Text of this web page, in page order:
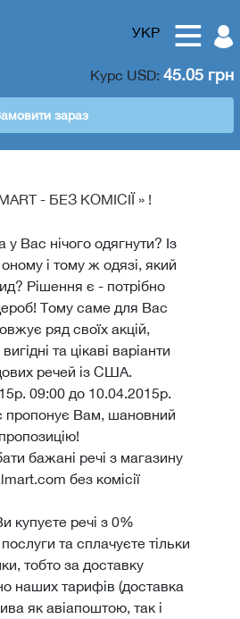
УКР
Курс USD: 45.05 грн
зараз
- БЕЗ КОМІСІЇ » !
Вас нічого одягнути? Із
і тому ж одязі, який
Рішення є - потрібно
Тому саме для Вас
ряд своїх акцій,
та цікаві варіанти
речей із США.
09:00 до 10.04.2015р.
пропонує Вам, шановний
бажані речі з магазину
без комісії
купуєте речі з 0%
та сплачуєте тільки
тобто за доставку
наших тарифів (доставка
як авіапоштою, так і